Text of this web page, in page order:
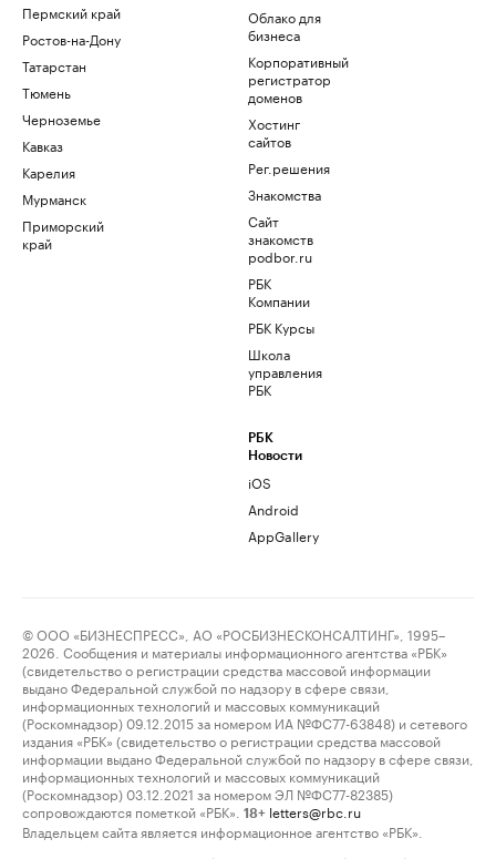
Пермский край
Ростов-на-Дону
Татарстан
Тюмень
Черноземье
Кавказ
Карелия
Мурманск
Приморский
край
Облако для
бизнеса
Корпоративный
регистратор
доменов
Хостинг
сайтов
Рег.решения
Знакомства
Сайт
знакомств
podbor.ru
РБК
Компании
РБК Курсы
Школа
управления
РБК
РБК
Новости
iOS
Android
AppGallery
© ООО «БИЗНЕСПРЕСС», АО «РОСБИЗНЕСКОНСАЛТИНГ», 1995–
2026. Сообщения и материалы информационного агентства «РБК»
(свидетельство о регистрации средства массовой информации
выдано Федеральной службой по надзору в сфере связи,
информационных технологий и массовых коммуникаций
(Роскомнадзор) 09.12.2015 за номером ИА №ФС77-63848) и сетевого
издания «РБК» (свидетельство о регистрации средства массовой
информации выдано Федеральной службой по надзору в сфере связи,
информационных технологий и массовых коммуникаций
(Роскомнадзор) 03.12.2021 за номером ЭЛ №ФС77-82385)
сопровождаются пометкой «РБК».
18+ letters@rbc.ru
Владельцем сайта является информационное агентство «РБК».